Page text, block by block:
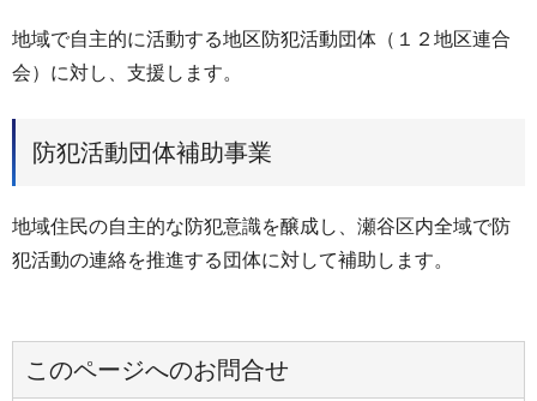
地域で自主的に活動する地区防犯活動団体（１２地区連合
会）に対し、支援します。
防犯活動団体補助事業
地域住民の自主的な防犯意識を醸成し、瀬谷区内全域で防
犯活動の連絡を推進する団体に対して補助します。
このページへのお問合せ